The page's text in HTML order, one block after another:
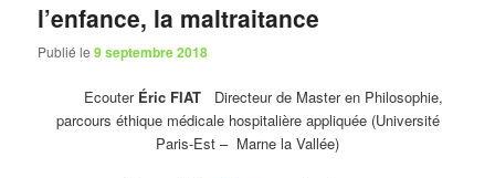
l’enfance, la maltraitance
Publié le9 septembre 2018
Ecouter Éric FIAT Directeur de Master en Philosophie,
parcours éthique médicale hospitalière appliquée (Université
Paris-Est – Marne la Vallée)